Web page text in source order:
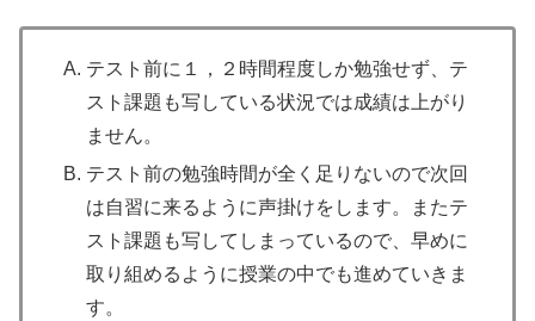
テスト前に１，２時間程度しか勉強せず、テ
スト課題も写している状況では成績は上がり
ません。
テスト前の勉強時間が全く足りないので次回
は自習に来るように声掛けをします。またテ
スト課題も写してしまっているので、早めに
取り組めるように授業の中でも進めていきま
す。